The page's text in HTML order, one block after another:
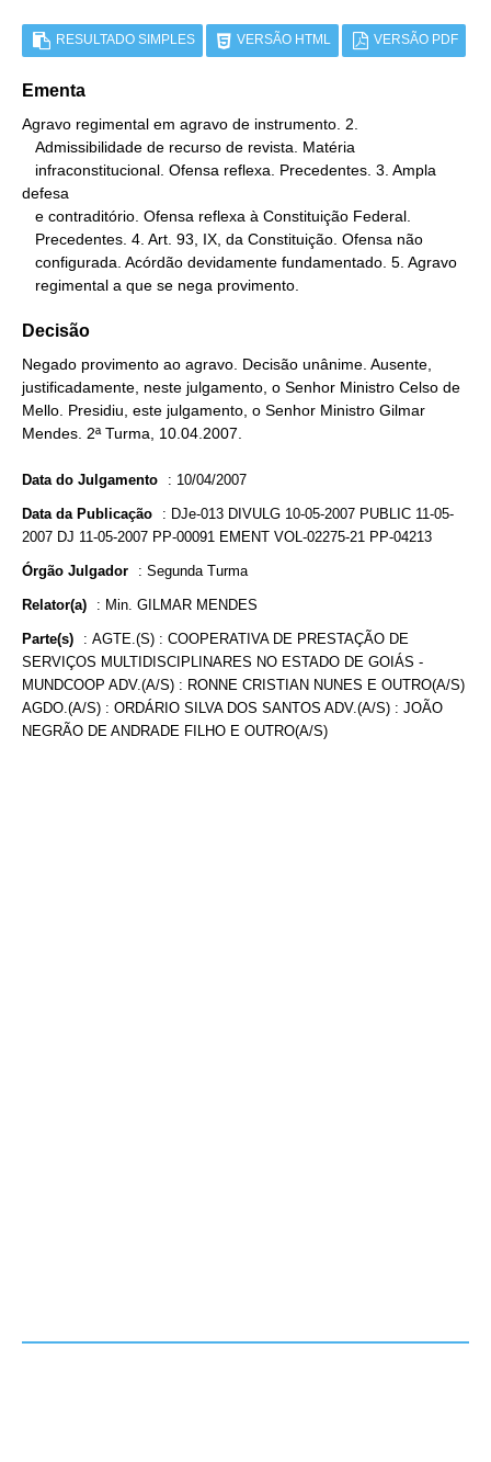
RESULTADO SIMPLES VERSÃO HTML VERSÃO PDF
Ementa
Agravo regimental em agravo de instrumento. 2.
defesa
   regimental a que se nega provimento.
Decisão
Negado provimento ao agravo. Decisão unânime. Ausente,
justificadamente, neste julgamento, o Senhor Ministro Celso de
Mello. Presidiu, este julgamento, o Senhor Ministro Gilmar
Mendes. 2ª Turma, 10.04.2007.
Data do Julgamento : 10/04/2007
Data da Publicação : DJe-013 DIVULG 10-05-2007 PUBLIC 11-05-
2007 DJ 11-05-2007 PP-00091 EMENT VOL-02275-21 PP-04213
Órgão Julgador : Segunda Turma
Relator(a) : Min. GILMAR MENDES
Parte(s) : AGTE.(S) : COOPERATIVA DE PRESTAÇÃO DE
SERVIÇOS MULTIDISCIPLINARES NO ESTADO DE GOIÁS -
MUNDCOOP ADV.(A/S) : RONNE CRISTIAN NUNES E OUTRO(A/S)
AGDO.(A/S) : ORDÁRIO SILVA DOS SANTOS ADV.(A/S) : JOÃO
NEGRÃO DE ANDRADE FILHO E OUTRO(A/S)